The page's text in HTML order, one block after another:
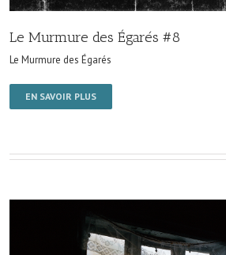
Le Murmure des Égarés #8
Le Murmure des Égarés
EN SAVOIR PLUS